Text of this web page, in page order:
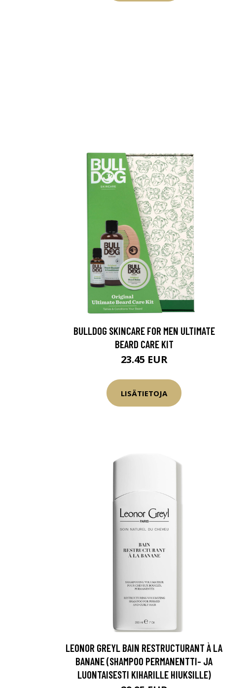
BULLDOG SKINCARE FOR MEN ULTIMATE
BEARD CARE KIT
23.45 EUR
LISÄTIETOJA
LEONOR GREYL BAIN RESTRUCTURANT À LA
BANANE (SHAMPOO PERMANENTTI- JA
LUONTAISESTI KIHARILLE HIUKSILLE)